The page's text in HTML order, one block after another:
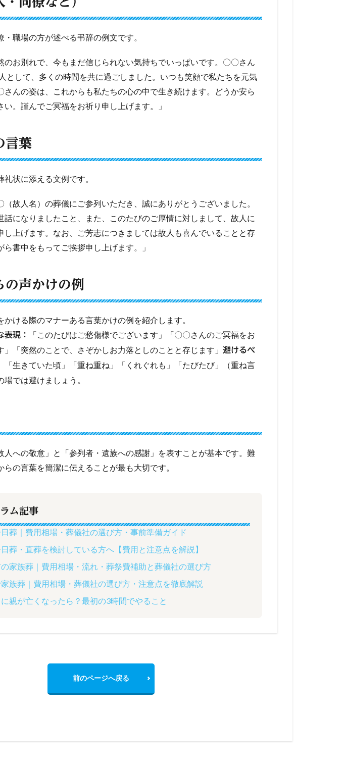
・職場の方が述べる弔辞の例文です。
のお別れで、今もまだ信じられない気持ちでいっぱいです。〇〇さん
として、多くの時間を共に過ごしました。いつも笑顔で私たちを元気
さんの姿は、これからも私たちの心の中で生き続けます。どうか安ら
い。謹んでご冥福をお祈り申し上げます。」
言葉
状に添える文例です。
（故人名）の葬儀にご参列いただき、誠にありがとうございました。
話になりましたこと、また、このたびのご厚情に対しまして、故人に
し上げます。なお、ご芳志につきましては故人も喜んでいることと存
ら書中をもってご挨拶申し上げます。」
の声かけの例
かける際のマナーある言葉かけの例を紹介します。
表現：
「このたびはご愁傷様でございます」「〇〇さんのご冥福をお
」「突然のことで、さぞかしお力落としのことと存じます」 避けるべ
「生きていた頃」「重ね重ね」「くれぐれも」「たびたび」（重ね言
では避けましょう。
人への敬意」と「参列者・遺族への感謝」を表すことが基本です。難
らの言葉を簡潔に伝えることが最も大切です。
ム記事
葬｜費用相場・葬儀社の選び方・事前準備ガイド
葬・直葬を検討している方へ【費用と注意点を解説】
家族葬｜費用相場・流れ・葬祭費補助と葬儀社の選び方
族葬｜費用相場・葬儀社の選び方・注意点を徹底解説
親が亡くなったら？最初の3時間でやること
前のページへ戻る